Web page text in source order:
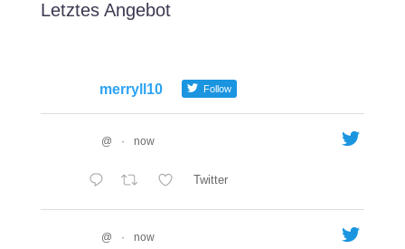
Letztes Angebot
merryll10 Follow
@ · now
Twitter
@ · now